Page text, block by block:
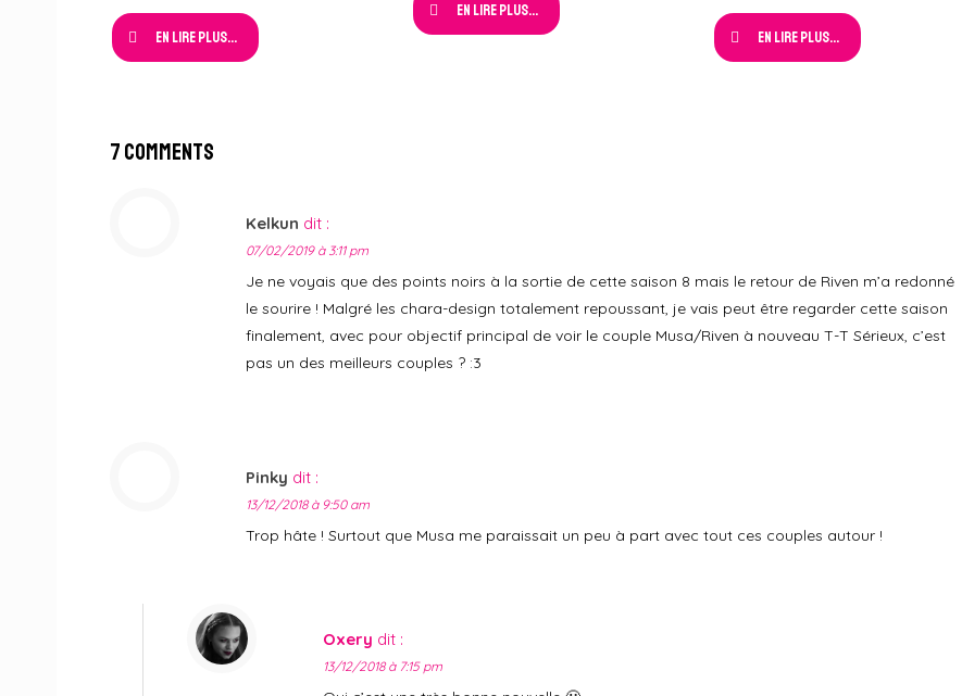
En lire plus...
En lire plus...
En lire plus...
7 Comments
Kelkun dit :
07/02/2019 à 3:11 pm
Je ne voyais que des points noirs à la sortie de cette saison 8 mais le retour de Riven m’a redonné
le sourire ! Malgré les chara-design totalement repoussant, je vais peut être regarder cette saison
finalement, avec pour objectif principal de voir le couple Musa/Riven à nouveau T-T Sérieux, c’est
pas un des meilleurs couples ? :3
Pinky dit :
13/12/2018 à 9:50 am
Trop hâte ! Surtout que Musa me paraissait un peu à part avec tout ces couples autour !
Oxery dit :
13/12/2018 à 7:15 pm